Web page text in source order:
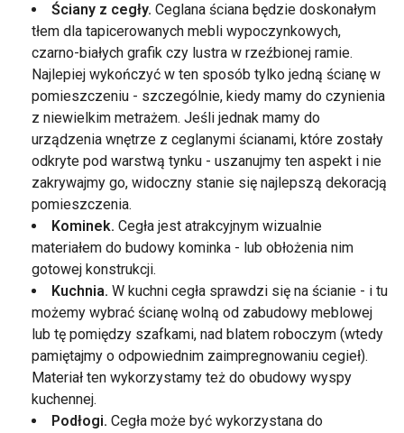
Ściany z cegły. Ceglana ściana będzie doskonałym
tłem dla tapicerowanych mebli wypoczynkowych,
czarno-białych grafik czy lustra w rzeźbionej ramie.
Najlepiej wykończyć w ten sposób tylko jedną ścianę w
pomieszczeniu - szczególnie, kiedy mamy do czynienia
z niewielkim metrażem. Jeśli jednak mamy do
urządzenia wnętrze z ceglanymi ścianami, które zostały
odkryte pod warstwą tynku - uszanujmy ten aspekt i nie
zakrywajmy go, widoczny stanie się najlepszą dekoracją
pomieszczenia.
Kominek. Cegła jest atrakcyjnym wizualnie
materiałem do budowy kominka - lub obłożenia nim
gotowej konstrukcji.
Kuchnia. W kuchni cegła sprawdzi się na ścianie - i tu
możemy wybrać ścianę wolną od zabudowy meblowej
lub tę pomiędzy szafkami, nad blatem roboczym (wtedy
pamiętajmy o odpowiednim zaimpregnowaniu cegieł).
Materiał ten wykorzystamy też do obudowy wyspy
kuchennej.
Podłogi. Cegła może być wykorzystana do